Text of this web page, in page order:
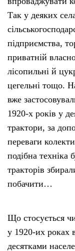
Так у деяких
підприємства,
приватній
лісопильні й
цегельні тощо.
вже
1920-х років у
трактори, за
переваги
подібна техніка
тракторів
побачити…
Що стосується
у 1920-их роках
десятками